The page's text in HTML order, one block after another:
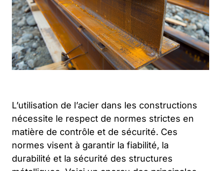
L’utilisation de l’acier dans les constructions
nécessite le respect de normes strictes en
matière de contrôle et de sécurité. Ces
normes visent à garantir la fiabilité, la
durabilité et la sécurité des structures